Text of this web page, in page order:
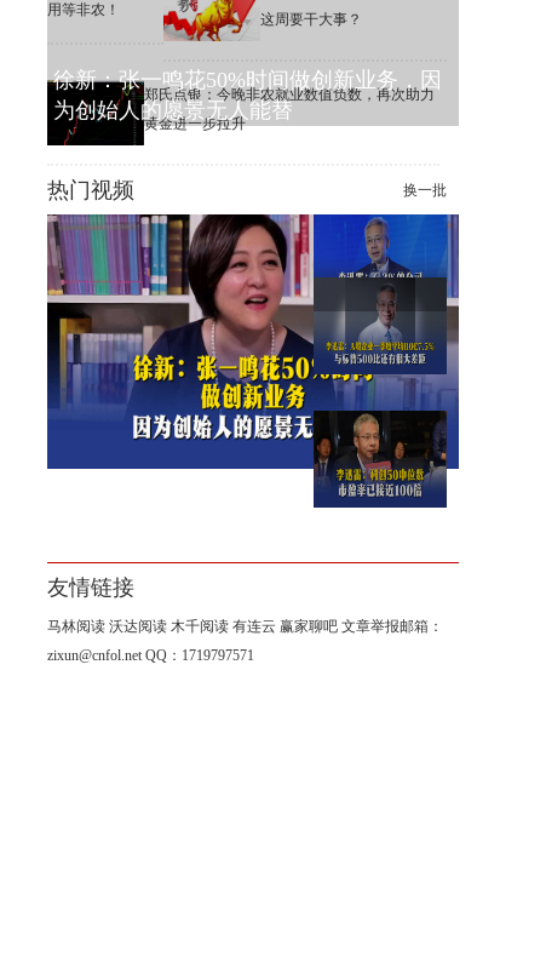
用等非农！
这周要干大事？
郑氏点银：今晚非农就业数值负数，再次助力
黄金进一步拉升
热门视频 换一批
徐新：张一鸣花50%时间做创新业务，因
为创始人的愿景无人能替
李迅雷：6.3%的公司，撑起了
美股1万家公司的市值增长
李迅雷：A股一季度平均ROE
为7.5%，远低于标普500
李迅雷：科创50中位数市盈率
友情链接
马林阅读 沃达阅读 木千阅读 有连云 赢家聊吧 文章举报邮箱：
zixun@cnfol.net QQ：1719797571